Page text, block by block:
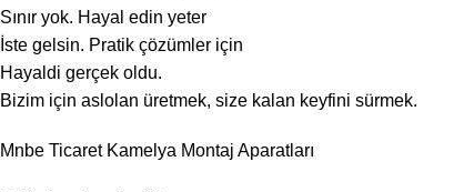
Sınır yok. Hayal edin yeter
İste gelsin. Pratik çözümler için
Hayaldi gerçek oldu.
Bizim için aslolan üretmek, size kalan keyfini sürmek.
Mnbe Ticaret Kamelya Montaj Aparatları